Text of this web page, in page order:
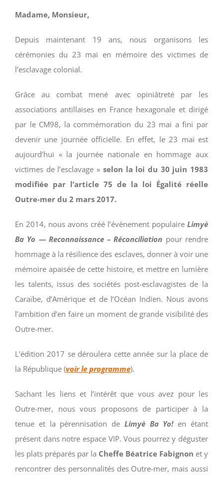
Madame, Monsieur,
Depuis maintenant 19 ans, nous organisons les
cérémonies du 23 mai en mémoire des victimes de
l’esclavage colonial.
Grâce au combat mené avec opiniâtreté par les
associations antillaises en France hexagonale et dirigé
par le CM98, la commémoration du 23 mai a fini par
devenir une journée officielle. En effet, le 23 mai est
aujourd’hui « la journée nationale en hommage aux
victimes de l’esclavage » selon la loi du 30 juin 1983
modifiée par l’article 75 de la loi Égalité réelle
Outre-mer du 2 mars 2017.
En 2014, nous avons créé l’évènement populaireLimyè
Ba Yo — Reconnaissance – Réconciliation pour rendre
hommage à la résilience des esclaves, donner à voir une
mémoire apaisée de cette histoire, et mettre en lumière
les talents, issus des sociétés post-esclavagistes de la
Caraïbe, d’Amérique et de l’Océan Indien. Nous avons
l’ambition d’en faire un moment de grande visibilité des
Outre-mer.
L’édition 2017 se déroulera cette année sur la place de
la République (voir le programme).
Sachant les liens et l’intérêt que vous avez pour les
Outre-mer, nous vous proposons de participer à la
tenue et la pérennisation de Limyè Ba Yo!en étant
présent dans notre espace VIP. Vous pourrez y déguster
les plats préparés par la Cheffe Béatrice Fabignon et y
rencontrer des personnalités des Outre-mer, mais aussi